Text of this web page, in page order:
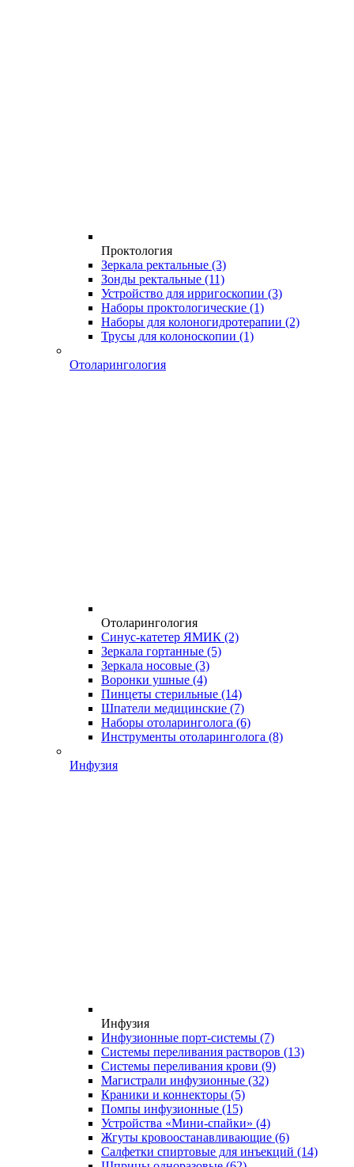
Проктология
Зеркала ректальные (3)
Зонды ректальные (11)
Устройство для ирригоскопии (3)
Наборы проктологические (1)
Наборы для колоногидротерапии (2)
Трусы для колоноскопии (1)
Отоларингология
Отоларингология
Синус-катетер ЯМИК (2)
Зеркала гортанные (5)
Зеркала носовые (3)
Воронки ушные (4)
Пинцеты стерильные (14)
Шпатели медицинские (7)
Наборы отоларинголога (6)
Инструменты отоларинголога (8)
Инфузия
Инфузия
Инфузионные порт-системы (7)
Системы переливания растворов (13)
Системы переливания крови (9)
Магистрали инфузионные (32)
Краники и коннекторы (5)
Помпы инфузионные (15)
Устройства «Мини-спайки» (4)
Жгуты кровоостанавливающие (6)
Салфетки спиртовые для инъекций (14)